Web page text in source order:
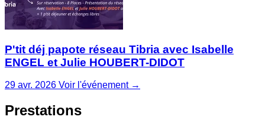
P'tit déj papote réseau Tibria avec Isabelle
ENGEL et Julie HOUBERT-DIDOT
29 avr. 2026 Voir l'événement →
Prestations